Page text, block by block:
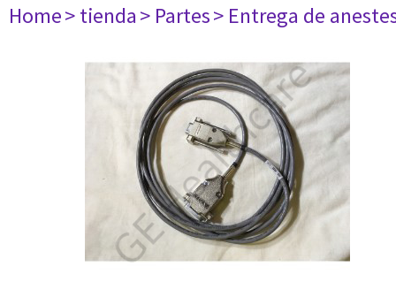
Home> tienda> Partes> Entrega de